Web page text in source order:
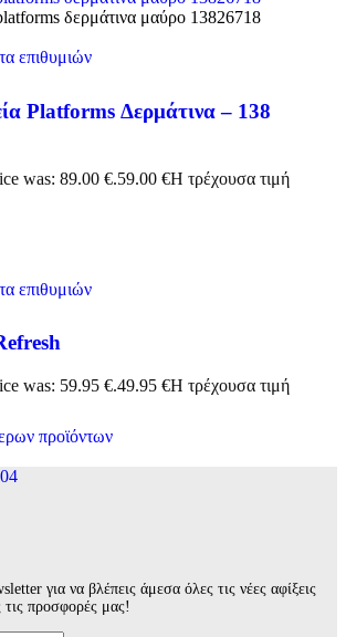
επιθυμιών
Platforms Δερμάτινα – 138
was: 89.00 €.59.00 €Η τρέχουσα τιμή
επιθυμιών
was: 59.95 €.49.95 €Η τρέχουσα τιμή
προϊόντων
για να βλέπεις άμεσα όλες τις νέες αφίξεις
τις προσφορές μας!